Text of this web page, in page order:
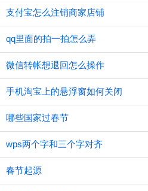
支付宝怎么注销商家店铺
qq里面的拍一拍怎么弄
微信转帐想退回怎么操作
手机淘宝上的悬浮窗如何关闭
哪些国家过春节
wps两个字和三个字对齐
春节起源